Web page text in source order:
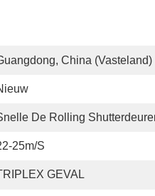
China (vasteland)
De Rolling
25m/s
GEVAL